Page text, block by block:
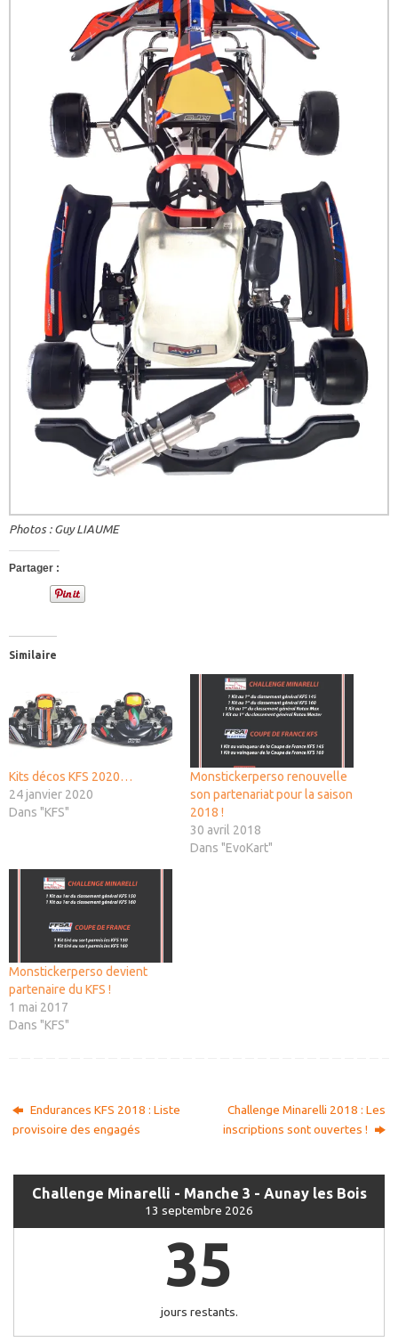
Photos : Guy LIAUME
Partager :
Similaire
Kits décos KFS 2020…
24 janvier 2020
Dans "KFS"
Monstickerperso renouvelle
son partenariat pour la saison
2018 !
30 avril 2018
Dans "EvoKart"
Monstickerperso devient
partenaire du KFS !
1 mai 2017
Dans "KFS"
Endurances KFS 2018 : Liste
provisoire des engagés
Challenge Minarelli 2018 : Les
inscriptions sont ouvertes !
Challenge Minarelli - Manche 3 - Aunay les Bois
13 septembre 2026
35
jours restants.